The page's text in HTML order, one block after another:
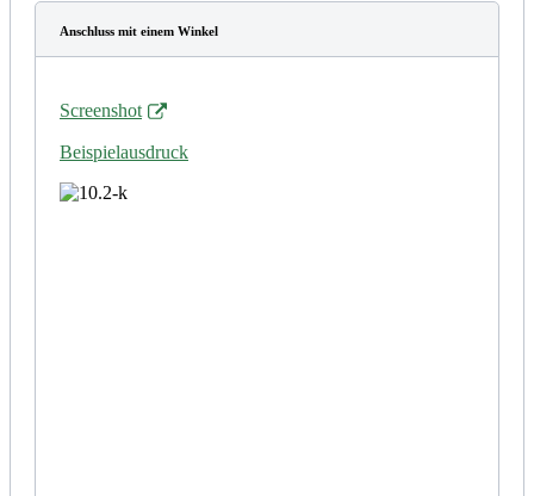
Anschluss mit einem Winkel
Screenshot
Beispielausdruck